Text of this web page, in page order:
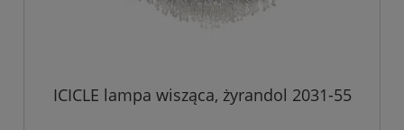
ICICLE lampa wisząca, żyrandol 2031-55